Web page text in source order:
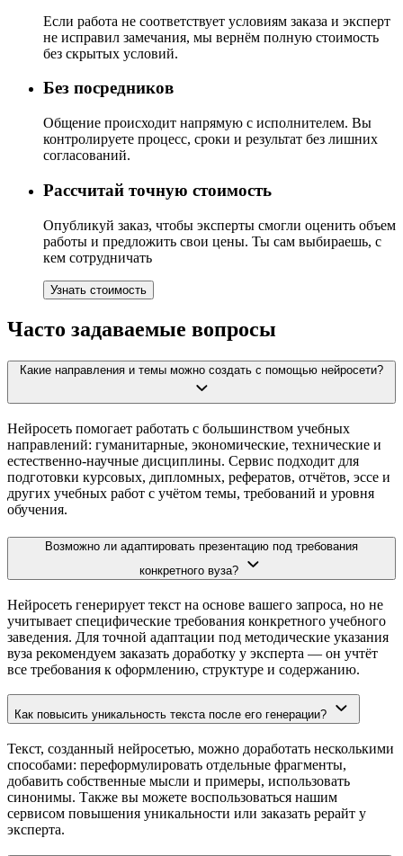
Если работа не соответствует условиям заказа и эксперт
не исправил замечания, мы вернём полную стоимость
без скрытых условий.
Без посредников
Общение происходит напрямую с исполнителем. Вы
контролируете процесс, сроки и результат без лишних
согласований.
Рассчитай точную стоимость
Опубликуй заказ, чтобы эксперты смогли оценить объем
работы и предложить свои цены. Ты сам выбираешь, с
кем сотрудничать
Узнать стоимость
Часто задаваемые вопросы
Какие направления и темы можно создать с помощью нейросети?
Нейросеть помогает работать с большинством учебных
направлений: гуманитарные, экономические, технические и
естественно-научные дисциплины. Сервис подходит для
подготовки курсовых, дипломных, рефератов, отчётов, эссе и
других учебных работ с учётом темы, требований и уровня
обучения.
Возможно ли адаптировать презентацию под требования
конкретного вуза?
Нейросеть генерирует текст на основе вашего запроса, но не
учитывает специфические требования конкретного учебного
заведения. Для точной адаптации под методические указания
вуза рекомендуем заказать доработку у эксперта — он учтёт
все требования к оформлению, структуре и содержанию.
Как повысить уникальность текста после его генерации?
Текст, созданный нейросетью, можно доработать несколькими
способами: переформулировать отдельные фрагменты,
добавить собственные мысли и примеры, использовать
синонимы. Также вы можете воспользоваться нашим
сервисом повышения уникальности или заказать рерайт у
эксперта.